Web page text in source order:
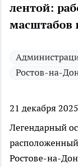
лентой:
масштабов
Ростов-на-
21 декабря 2025
Легендарный
Ростове-на-